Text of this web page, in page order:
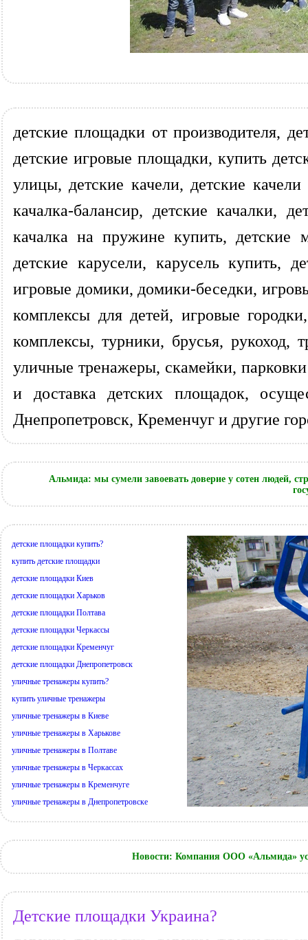
детские площадки от производителя,
детские игровые площадки, купить
улицы, детские качели, детские
качалка-балансир, детские качалки,
качалка на пружине купить, детские
детские карусели, карусель купить,
игровые домики, домики-беседки,
комплексы для детей, игровые
комплексы, турники, брусья,
уличные тренажеры, скамейки,
и доставка детских площадок,
Днепропетровск, Кременчуг и другие
Альмида: мы сумели завоевать доверие у сотен людей,
детские площадки купить?
купить детские площадки
детские площадки Киев
детские площадки Харьков
детские площадки Полтава
детские площадки Черкассы
детские площадки Кременчуг
детские площадки Днепропетровск
уличные тренажеры купить?
купить уличные тренажеры
уличные тренажеры в Киеве
уличные тренажеры в Харькове
уличные тренажеры в Полтаве
уличные тренажеры в Черкассах
уличные тренажеры в Кременчуге
уличные тренажеры в Днепропетровске
Новости: Компания ООО «Альмида»
Детские площадки Украина?